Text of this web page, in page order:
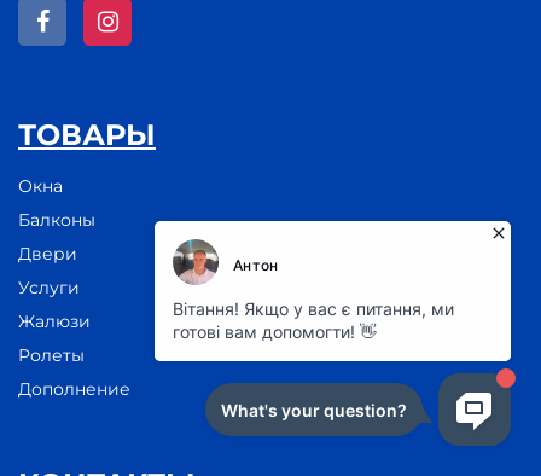
ТОВАРЫ
Окна
Балконы
Двери
Услуги
Жалюзи
Ролеты
Дополнение